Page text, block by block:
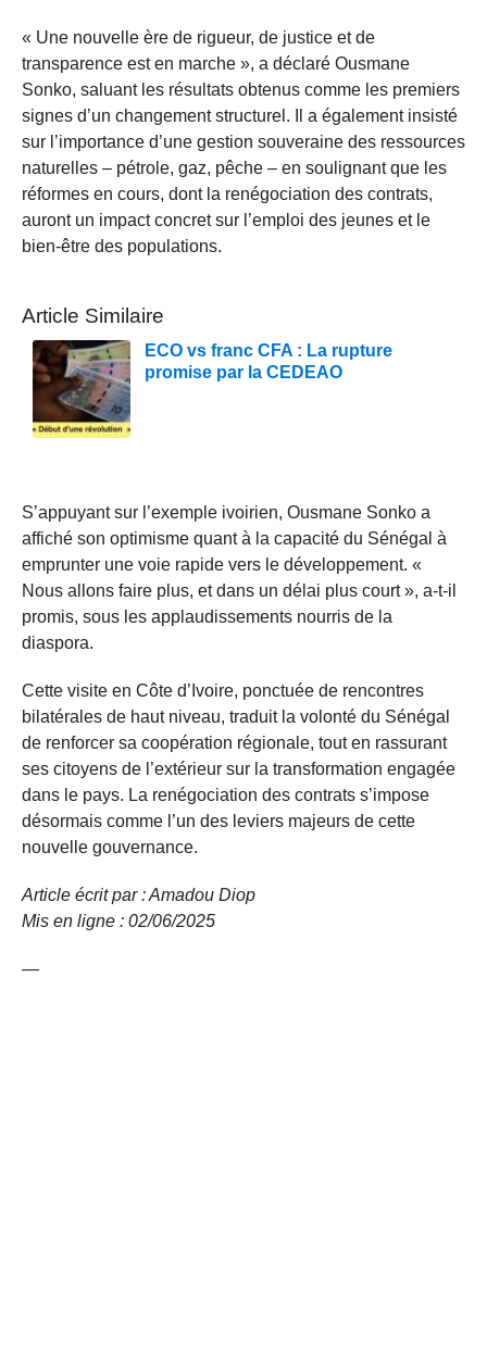
« Une nouvelle ère de rigueur, de justice et de
transparence est en marche », a déclaré Ousmane
Sonko, saluant les résultats obtenus comme les premiers
signes d’un changement structurel. Il a également insisté
sur l’importance d’une gestion souveraine des ressources
naturelles – pétrole, gaz, pêche – en soulignant que les
réformes en cours, dont la renégociation des contrats,
auront un impact concret sur l’emploi des jeunes et le
bien-être des populations.
Article Similaire
ECO vs franc CFA : La rupture
promise par la CEDEAO
S’appuyant sur l’exemple ivoirien, Ousmane Sonko a
affiché son optimisme quant à la capacité du Sénégal à
emprunter une voie rapide vers le développement. «
Nous allons faire plus, et dans un délai plus court », a-t-il
promis, sous les applaudissements nourris de la
diaspora.
Cette visite en Côte d’Ivoire, ponctuée de rencontres
bilatérales de haut niveau, traduit la volonté du Sénégal
de renforcer sa coopération régionale, tout en rassurant
ses citoyens de l’extérieur sur la transformation engagée
dans le pays. La renégociation des contrats s’impose
désormais comme l’un des leviers majeurs de cette
nouvelle gouvernance.
Article écrit par : Amadou Diop
Mis en ligne : 02/06/2025
—